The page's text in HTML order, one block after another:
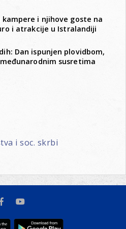
kampere i njihove goste na
i atrakcije u Istralandiji
Dan ispunjen plovidbom,
susretima
i soc. skrbi